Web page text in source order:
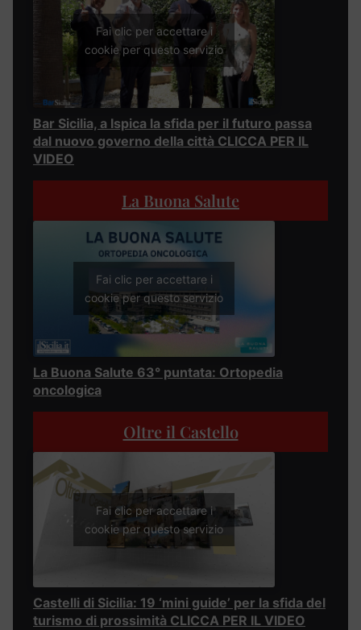
Fai clic per accettare i
cookie per questo servizio
Bar Sicilia, a Ispica la sfida per il futuro passa
dal nuovo governo della città CLICCA PER IL
VIDEO
La Buona Salute
Fai clic per accettare i
cookie per questo servizio
La Buona Salute 63° puntata: Ortopedia
oncologica
Oltre il Castello
Fai clic per accettare i
cookie per questo servizio
Castelli di Sicilia: 19 ‘mini guide’ per la sfida del
turismo di prossimità CLICCA PER IL VIDEO